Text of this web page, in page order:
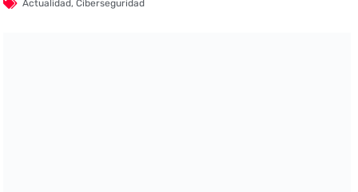
Actualidad,Ciberseguridad